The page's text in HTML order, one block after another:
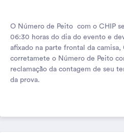
O Número de Peito com o CHIP
06:30 horas do dia do evento e
afixado na parte frontal da camisa,
corretamete o Número de Peito
reclamação da contagem de seu
da prova.